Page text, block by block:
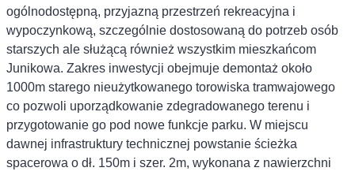
ogólnodostępną, przyjazną przestrzeń rekreacyjna i
wypoczynkową, szczególnie dostosowaną do potrzeb osób
starszych ale służącą również wszystkim mieszkańcom
Junikowa. Zakres inwestycji obejmuje demontaż około
1000m starego nieużytkowanego torowiska tramwajowego
co pozwoli uporządkowanie zdegradowanego terenu i
przygotowanie go pod nowe funkcje parku. W miejscu
dawnej infrastruktury technicznej powstanie ścieżka
spacerowa o dł. 150m i szer. 2m, wykonana z nawierzchni